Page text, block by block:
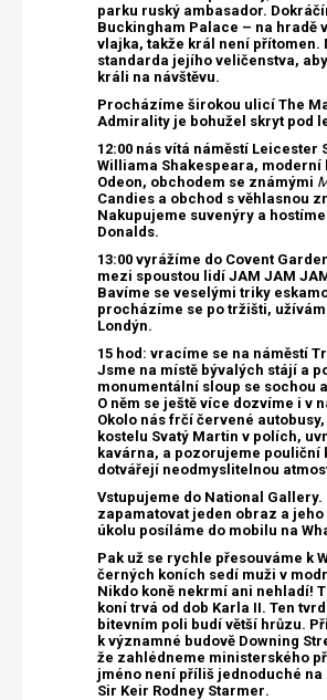
parku ruský ambasador.
Buckingham Palace – na hradě
vlajka, takže král není přítomen.
standarda jejího veličenstva,
králi na návštěvu.
Procházíme širokou ulicí The
Admirality je bohužel skryt pod
12:00 nás vítá náměstí Leicester
Williama Shakespeara, moderní
Odeon, obchodem se známými
Candies a obchod s věhlasnou
Nakupujeme suvenýry a
Donalds.
13:00 vyrážíme do Covent
mezi spoustou lidí JAM JAM JAM
Bavíme se veselými triky
procházíme se po tržišti,
Londýn.
15 hod: vracíme se na náměstí
Jsme na místě bývalých stájí a
monumentální sloup se sochou
O něm se ještě více dozvíme i v
Okolo nás frčí červené
kostelu Svatý Martin v polích,
kavárna, a pozorujeme pouliční
dotvářejí neodmyslitelnou
Vstupujeme do National Gallery.
zapamatovat jeden obraz a jeho
úkolu posíláme do mobilu na
Pak už se rychle přesouváme k
černých koních sedí muži v
Nikdo koně nekrmí ani nehladí!
koní trvá od dob Karla II. Ten
bitevním poli budí větší hrůzu.
k významné budově Downing
že zahlédneme ministerského
jméno není příliš jednoduché na
Sir Keir Rodney Starmer.